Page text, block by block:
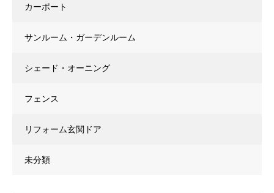
カーポート
サンルーム・ガーデンルーム
シェード・オーニング
フェンス
リフォーム玄関ドア
未分類